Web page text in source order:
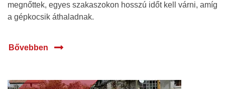
megnőttek, egyes szakaszokon hosszú időt kell várni, amíg
a gépkocsik áthaladnak.
Bővebben